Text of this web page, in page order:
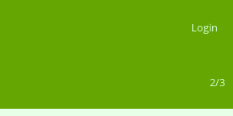
Login
2/3